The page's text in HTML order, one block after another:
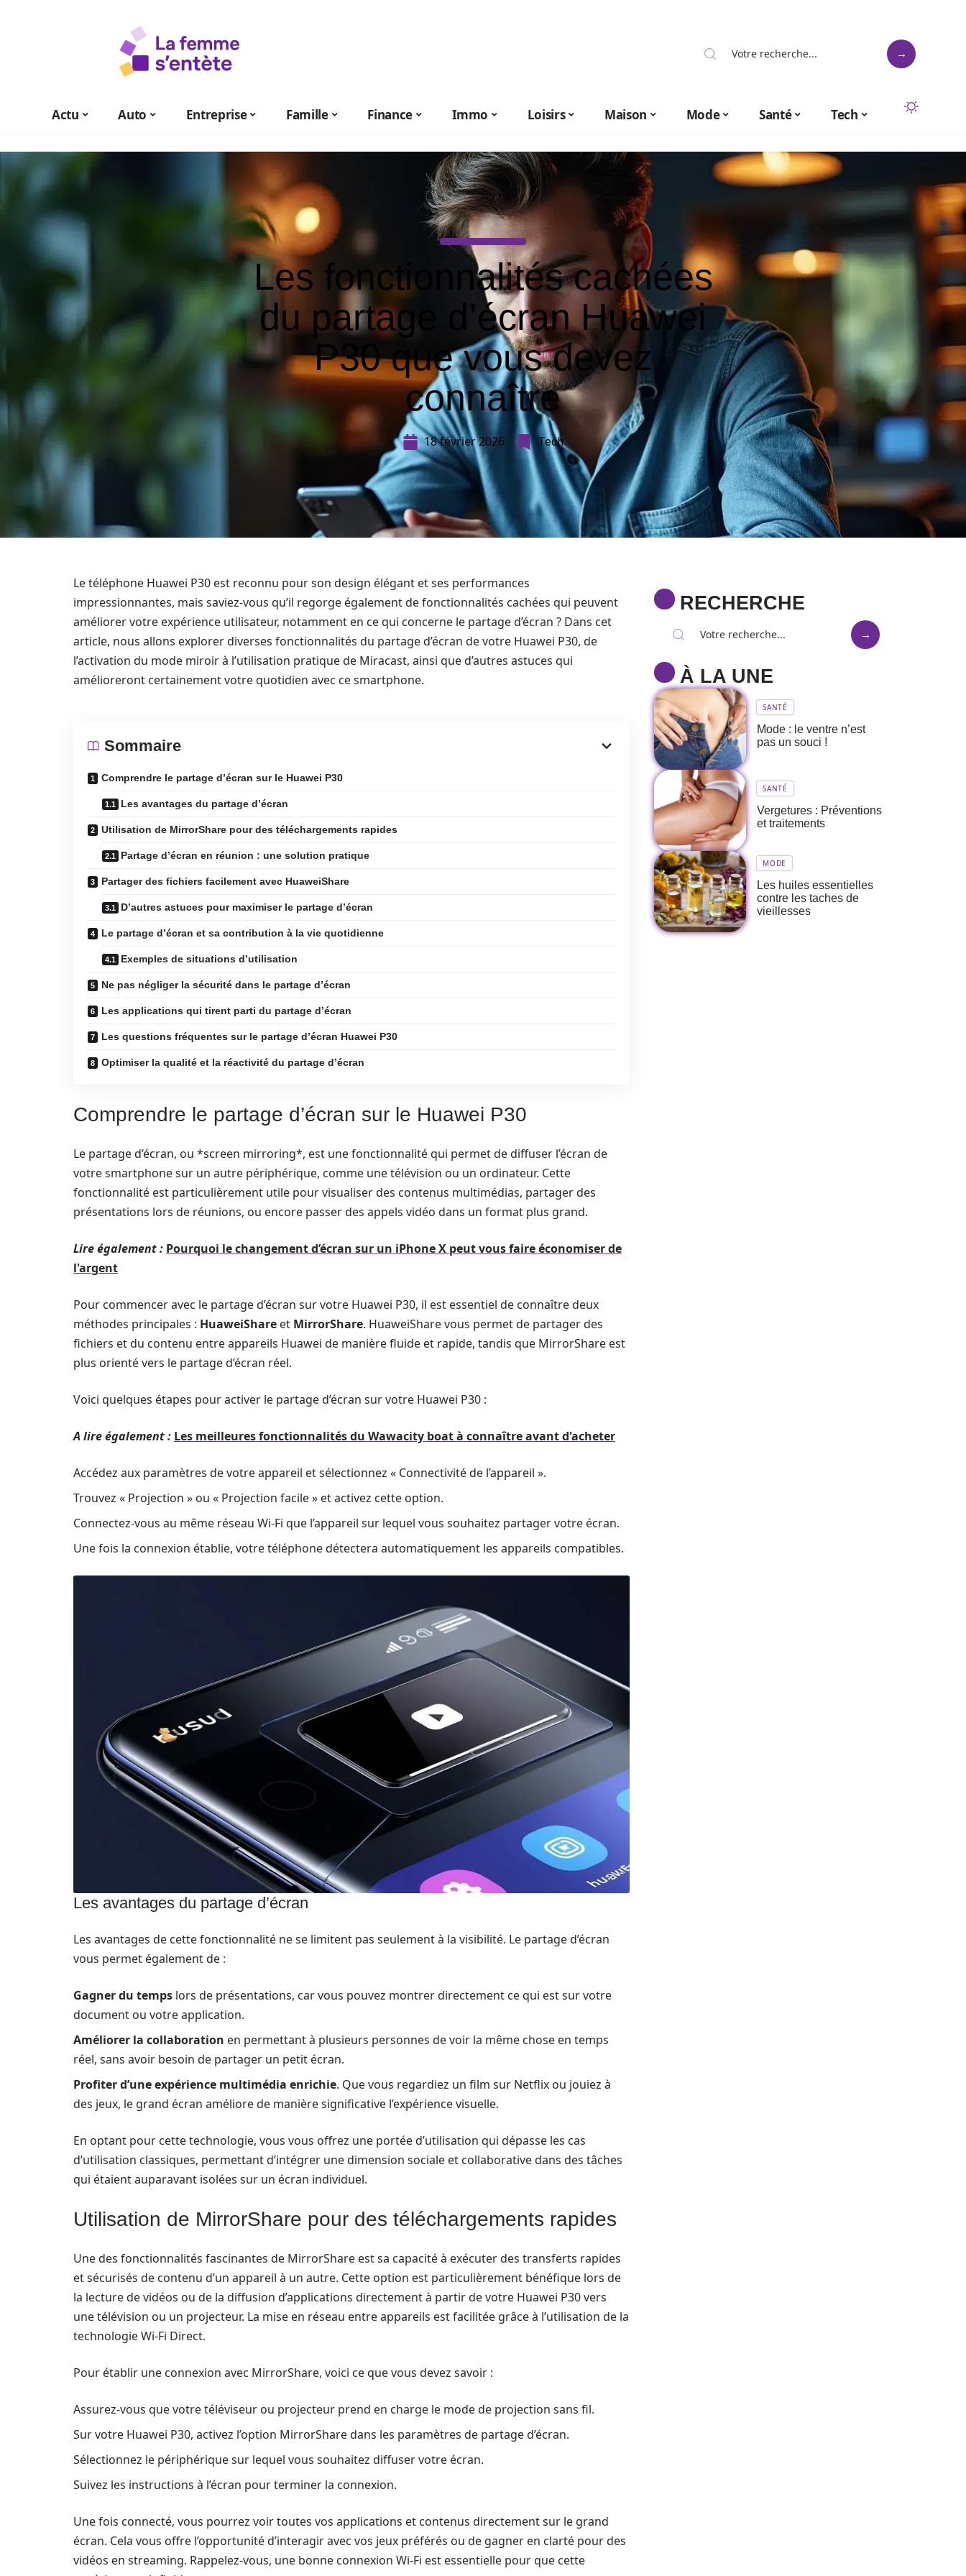
Actu Auto Entreprise Famille Finance Immo Loisirs Maison Mode Santé Tech
Les fonctionnalités cachées
du partage d’écran Huawei
P30 que vous devez
connaître
18 février 2026 Tech
Le téléphone Huawei P30 est reconnu pour son design élégant et ses performances
impressionnantes, mais saviez-vous qu’il regorge également de fonctionnalités cachées qui peuvent
améliorer votre expérience utilisateur, notamment en ce qui concerne le partage d’écran ? Dans cet
article, nous allons explorer diverses fonctionnalités du partage d’écran de votre Huawei P30, de
l’activation du mode miroir à l’utilisation pratique de Miracast, ainsi que d’autres astuces qui
amélioreront certainement votre quotidien avec ce smartphone.
Sommaire
Comprendre le partage d’écran sur le Huawei P30
Les avantages du partage d’écran
Utilisation de MirrorShare pour des téléchargements rapides
Partage d’écran en réunion : une solution pratique
Partager des fichiers facilement avec HuaweiShare
D’autres astuces pour maximiser le partage d’écran
Le partage d’écran et sa contribution à la vie quotidienne
Exemples de situations d’utilisation
Ne pas négliger la sécurité dans le partage d’écran
Les applications qui tirent parti du partage d’écran
Les questions fréquentes sur le partage d’écran Huawei P30
Optimiser la qualité et la réactivité du partage d’écran
Comprendre le partage d’écran sur le Huawei P30
Le partage d’écran, ou *screen mirroring*, est une fonctionnalité qui permet de diffuser l’écran de
votre smartphone sur un autre périphérique, comme une télévision ou un ordinateur. Cette
fonctionnalité est particulièrement utile pour visualiser des contenus multimédias, partager des
présentations lors de réunions, ou encore passer des appels vidéo dans un format plus grand.
Lire également : Pourquoi le changement d’écran sur un iPhone X peut vous faire économiser de
l'argent
Pour commencer avec le partage d’écran sur votre Huawei P30, il est essentiel de connaître deux
méthodes principales : HuaweiShare et MirrorShare. HuaweiShare vous permet de partager des
fichiers et du contenu entre appareils Huawei de manière fluide et rapide, tandis que MirrorShare est
plus orienté vers le partage d’écran réel.
Voici quelques étapes pour activer le partage d’écran sur votre Huawei P30 :
A lire également : Les meilleures fonctionnalités du Wawacity boat à connaître avant d'acheter
Accédez aux paramètres de votre appareil et sélectionnez « Connectivité de l’appareil ».
Trouvez « Projection » ou « Projection facile » et activez cette option.
Connectez-vous au même réseau Wi-Fi que l’appareil sur lequel vous souhaitez partager votre écran.
Une fois la connexion établie, votre téléphone détectera automatiquement les appareils compatibles.
Les avantages du partage d’écran
Les avantages de cette fonctionnalité ne se limitent pas seulement à la visibilité. Le partage d’écran
vous permet également de :
Gagner du temps lors de présentations, car vous pouvez montrer directement ce qui est sur votre
document ou votre application.
Améliorer la collaboration en permettant à plusieurs personnes de voir la même chose en temps
réel, sans avoir besoin de partager un petit écran.
Profiter d’une expérience multimédia enrichie. Que vous regardiez un film sur Netflix ou jouiez à
des jeux, le grand écran améliore de manière significative l’expérience visuelle.
En optant pour cette technologie, vous vous offrez une portée d’utilisation qui dépasse les cas
d’utilisation classiques, permettant d’intégrer une dimension sociale et collaborative dans des tâches
qui étaient auparavant isolées sur un écran individuel.
Utilisation de MirrorShare pour des téléchargements rapides
Une des fonctionnalités fascinantes de MirrorShare est sa capacité à exécuter des transferts rapides
et sécurisés de contenu d’un appareil à un autre. Cette option est particulièrement bénéfique lors de
la lecture de vidéos ou de la diffusion d’applications directement à partir de votre Huawei P30 vers
une télévision ou un projecteur. La mise en réseau entre appareils est facilitée grâce à l’utilisation de la
technologie Wi-Fi Direct.
Pour établir une connexion avec MirrorShare, voici ce que vous devez savoir :
Assurez-vous que votre téléviseur ou projecteur prend en charge le mode de projection sans fil.
Sur votre Huawei P30, activez l’option MirrorShare dans les paramètres de partage d’écran.
Sélectionnez le périphérique sur lequel vous souhaitez diffuser votre écran.
Suivez les instructions à l’écran pour terminer la connexion.
Une fois connecté, vous pourrez voir toutes vos applications et contenus directement sur le grand
écran. Cela vous offre l’opportunité d’interagir avec vos jeux préférés ou de gagner en clarté pour des
vidéos en streaming. Rappelez-vous, une bonne connexion Wi-Fi est essentielle pour que cette
RECHERCHE
À LA UNE
SANTÉ
Mode : le ventre n’est
pas un souci !
SANTÉ
Vergetures : Préventions
et traitements
MODE
Les huiles essentielles
contre les taches de
vieillesses